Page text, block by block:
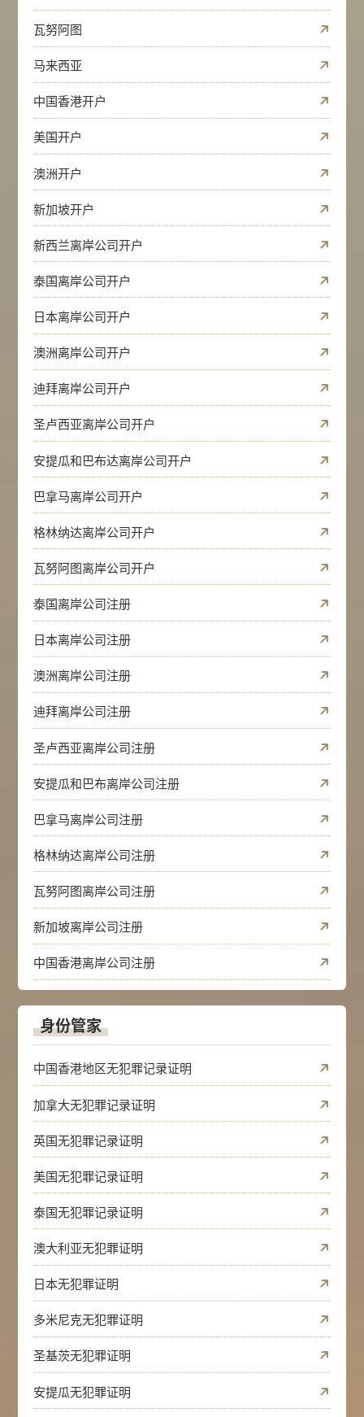
瓦努阿图
马来西亚
中国香港开户
美国开户
澳洲开户
新加坡开户
新西兰离岸公司开户
泰国离岸公司开户
日本离岸公司开户
澳洲离岸公司开户
迪拜离岸公司开户
圣卢西亚离岸公司开户
安提瓜和巴布达离岸公司开户
巴拿马离岸公司开户
格林纳达离岸公司开户
瓦努阿图离岸公司开户
泰国离岸公司注册
日本离岸公司注册
澳洲离岸公司注册
迪拜离岸公司注册
圣卢西亚离岸公司注册
安提瓜和巴布离岸公司注册
巴拿马离岸公司注册
格林纳达离岸公司注册
瓦努阿图离岸公司注册
新加坡离岸公司注册
中国香港离岸公司注册
身份管家
中国香港地区无犯罪记录证明
加拿大无犯罪记录证明
英国无犯罪记录证明
美国无犯罪记录证明
泰国无犯罪记录证明
澳大利亚无犯罪证明
日本无犯罪证明
多米尼克无犯罪证明
圣基茨无犯罪证明
安提瓜无犯罪证明